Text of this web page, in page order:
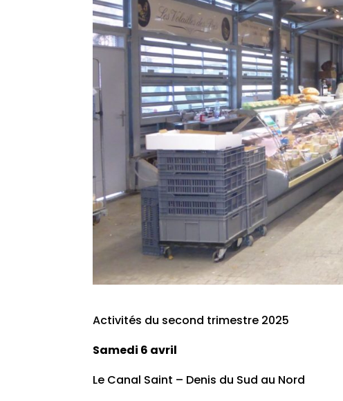
Activités du second trimestre 2025
Samedi 6 avril
Le Canal Saint – Denis du Sud au Nord